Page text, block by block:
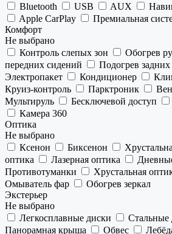
Bluetooth
USB AUX
Apple CarPlay
Премиальная
Комфорт
Не выбрано
Контроль слепых зон
Обогрев
передних сидений
Подогрев
Электропакет
Кондиционер
Круиз-контроль
Парктроник
Мультируль
Бесключевой доступ
Камера 360
Оптика
Не выбрано
Ксенон
Биксенон
оптика
Лазерная оптика
Противотуманки
Хрустальная
Омыватель фар
Обогрев зеркал
Экстерьер
Не выбрано
Легкосплавные диски
Стальные
Панорамная крыша
Обвес